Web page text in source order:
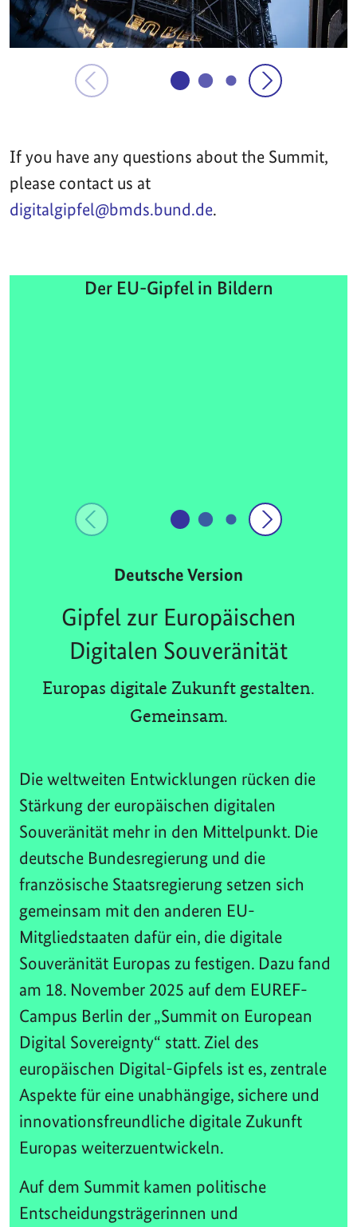
If you have any questions about the Summit,
please contact us at
digitalgipfel@bmds.bund.de.
Der EU-Gipfel in Bildern
Deutsche Version
Gipfel zur Europäischen
Digitalen Souveränität
Europas digitale Zukunft gestalten.
Gemeinsam.
Die weltweiten Entwicklungen rücken die
Stärkung der europäischen digitalen
Souveränität mehr in den Mittelpunkt. Die
deutsche Bundesregierung und die
französische Staatsregierung setzen sich
gemeinsam mit den anderen EU-
Mitgliedstaaten dafür ein, die digitale
Souveränität Europas zu festigen. Dazu fand
am 18. November 2025 auf dem EUREF-
Campus Berlin der „Summit on European
Digital Sovereignty“ statt. Ziel des
europäischen Digital-Gipfels ist es, zentrale
Aspekte für eine unabhängige, sichere und
innovationsfreundliche digitale Zukunft
Europas weiterzuentwickeln.
Auf dem Summit kamen politische
Entscheidungsträgerinnen und